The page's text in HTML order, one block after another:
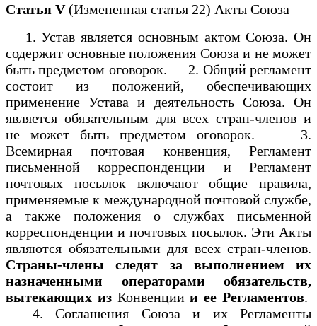
Статья V(Измененная статья 22) Акты Союза
1. Устав является основным актом Союза. Он
содержит основные положения Союза и не может
быть предметом оговорок. 2. Общий регламент
состоит из положений, обеспечивающих
применение Устава и деятельность Союза. Он
является обязательным для всех стран-членов и
не может быть предметом оговорок. 3.
Всемирная почтовая конвенция, Регламент
письменной корреспонденции и Регламент
почтовых посылок включают общие правила,
применяемые к международной почтовой службе,
а также положения о службах письменной
корреспонденции и почтовых посылок. Эти Акты
являются обязательными для всех стран-членов.
Страны-члены следят за выполнением их
назначенными операторами обязательств,
вытекающих из Конвенциии ее Регламентов.
4. Соглашения Союза и их Регламенты